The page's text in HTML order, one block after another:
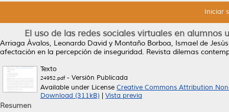
Iniciar
El uso de las redes sociales virtuales en
Arriaga Ávalos, Leonardo David y Montaño Borboa, Ismael de Jesús
afectación en la percepción de inseguridad. Revista dilemas
Texto
24952.pdf- Versión Publicada
Available under License Creative Commons Attribution
Download (311kB)
Vista previa
Resumen